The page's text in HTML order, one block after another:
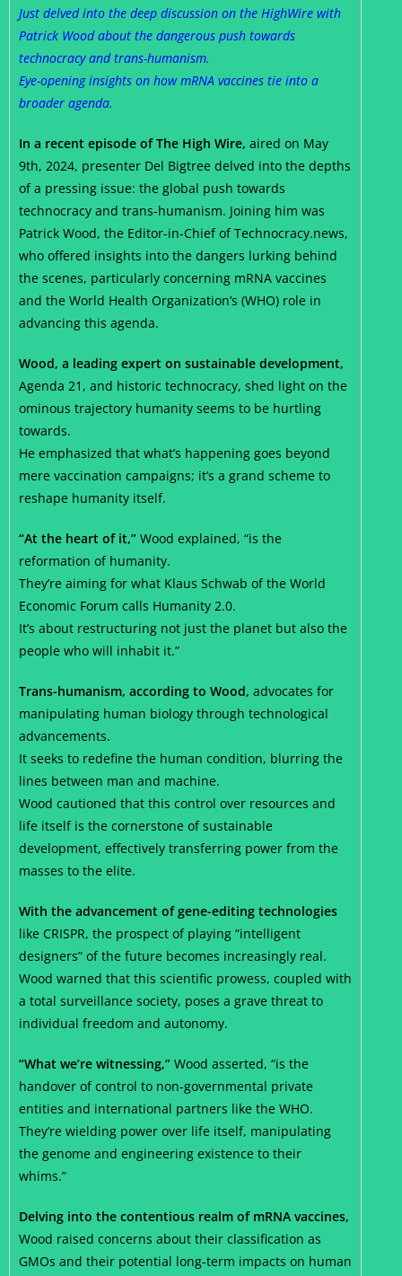
Just delved into the deep discussion on the HighWire with
Patrick Wood about the dangerous push towards
technocracy and trans-humanism.
Eye-opening insights on how mRNA vaccines tie into a
broader agenda.
In a recent episode of The High Wire, aired on May
9th, 2024, presenter Del Bigtree delved into the depths
of a pressing issue: the global push towards
technocracy and trans-humanism. Joining him was
Patrick Wood, the Editor-in-Chief of Technocracy.news,
who offered insights into the dangers lurking behind
the scenes, particularly concerning mRNA vaccines
and the World Health Organization’s (WHO) role in
advancing this agenda.
Wood, a leading expert on sustainable development,
Agenda 21, and historic technocracy, shed light on the
ominous trajectory humanity seems to be hurtling
towards.
He emphasized that what’s happening goes beyond
mere vaccination campaigns; it’s a grand scheme to
reshape humanity itself.
“At the heart of it,” Wood explained, “is the
reformation of humanity.
They’re aiming for what Klaus Schwab of the World
Economic Forum calls Humanity 2.0.
It’s about restructuring not just the planet but also the
people who will inhabit it.”
Trans-humanism, according to Wood, advocates for
manipulating human biology through technological
advancements.
It seeks to redefine the human condition, blurring the
lines between man and machine.
Wood cautioned that this control over resources and
life itself is the cornerstone of sustainable
development, effectively transferring power from the
masses to the elite.
With the advancement of gene-editing technologies
like CRISPR, the prospect of playing “intelligent
designers” of the future becomes increasingly real.
Wood warned that this scientific prowess, coupled with
a total surveillance society, poses a grave threat to
individual freedom and autonomy.
“What we’re witnessing,” Wood asserted, “is the
handover of control to non-governmental private
entities and international partners like the WHO.
They’re wielding power over life itself, manipulating
the genome and engineering existence to their
whims.”
Delving into the contentious realm of mRNA vaccines,
Wood raised concerns about their classification as
GMOs and their potential long-term impacts on human